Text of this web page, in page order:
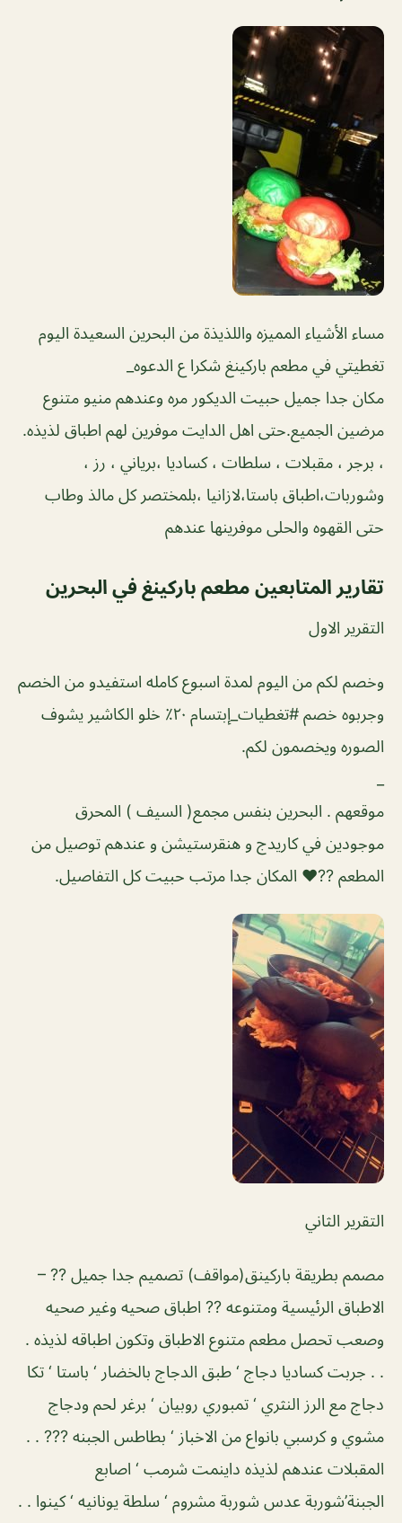
مساء الأشياء المميزه واللذيذة من البحرين السعيدة اليوم
تغطيتي في مطعم باركينغ شكرا ع الدعوه_
مكان جدا جميل حبيت الديكور مره وعندهم منيو متنوع
مرضين الجميع.حتى اهل الدايت موفرين لهم اطباق لذيذه.
، برجر ، مقبلات ، سلطات ، كساديا ،برياني ، رز ،
وشوربات،اطباق باستا،لازانيا ،بلمختصر كل مالذ وطاب
حتى القهوه والحلى موفرينها عندهم
تقارير المتابعين مطعم باركينغ في البحرين
التقرير الاول
وخصم لكم من اليوم لمدة اسبوع كامله استفيدو من الخصم
وجربوه خصم #تغطيات_إبتسام ٢٠٪؜ خلو الكاشير يشوف
الصوره ويخصمون لكم.
موقعهم . البحرين بنفس مجمع( السيف ) المحرق
موجودين في كاريدج و هنقرستيشن و عندهم توصيل من
المطعم ??❤️ المكان جدا مرتب حبيت كل التفاصيل.
التقرير الثاني
مصمم بطريقة باركينق(مواقف) تصميم جدا جميل ?? –
الاطباق الرئيسية ومتنوعه ?? اطباق صحيه وغير صحيه
وصعب تحصل مطعم متنوع الاطباق وتكون اطباقه لذيذه .
. . جربت كساديا دجاج ‘ طبق الدجاج بالخضار ‘ باستا ‘ تكا
دجاج مع الرز النثري ‘ تمبوري روبيان ‘ برغر لحم ودجاج
مشوي و كرسبي بانواع من الاخباز ‘ بطاطس الجبنه ??? . .
المقبلات عندهم لذيذه داينمت شرمب ‘ اصابع
الجبنة’شوربة عدس شوربة مشروم ‘ سلطة يونانيه ‘ كينوا . .